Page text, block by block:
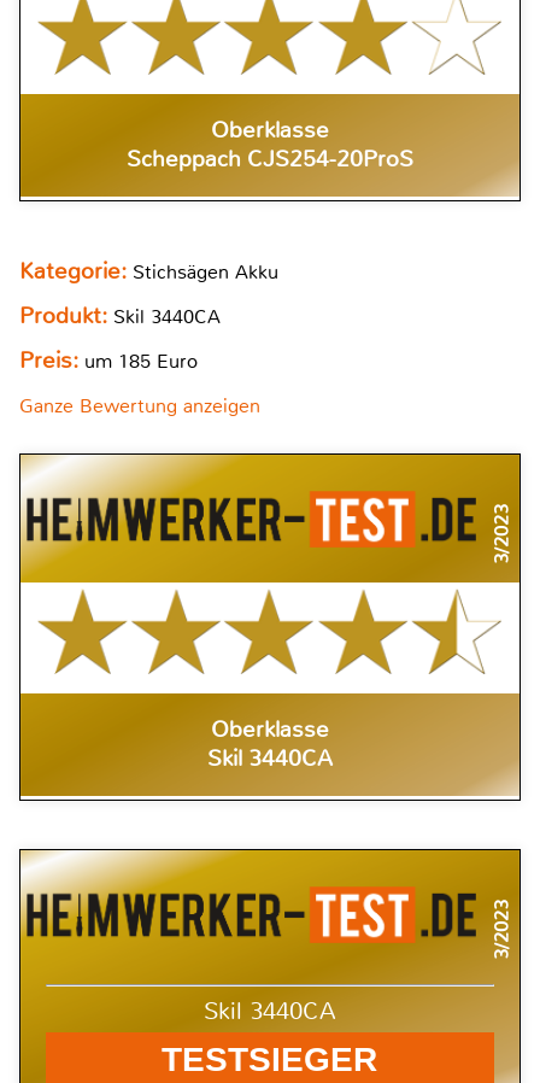
Oberklasse
Scheppach CJS254-20ProS
Kategorie: Stichsägen Akku
Produkt: Skil 3440CA
Preis: um 185 Euro
Ganze Bewertung anzeigen
3/2023
Oberklasse
Skil 3440CA
3/2023
Skil 3440CA
TESTSIEGER